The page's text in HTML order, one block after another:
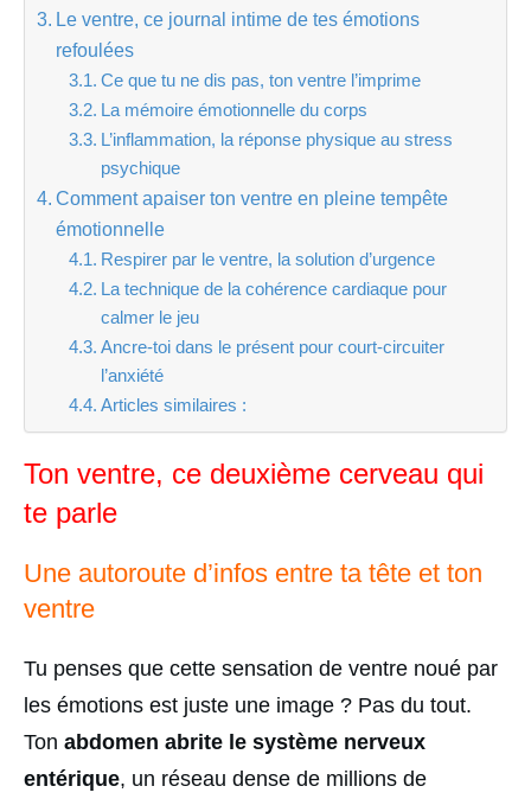
Le ventre, ce journal intime de tes émotions
refoulées
Ce que tu ne dis pas, ton ventre l’imprime
La mémoire émotionnelle du corps
L’inflammation, la réponse physique au stress
psychique
Comment apaiser ton ventre en pleine tempête
émotionnelle
Respirer par le ventre, la solution d’urgence
La technique de la cohérence cardiaque pour
calmer le jeu
Ancre-toi dans le présent pour court-circuiter
l’anxiété
Articles similaires :
Ton ventre, ce deuxième cerveau qui
te parle
Une autoroute d’infos entre ta tête et ton
ventre
Tu penses que cette sensation de ventre noué par
les émotions est juste une image ? Pas du tout.
Ton abdomen abrite le système nerveux
entérique, un réseau dense de millions de